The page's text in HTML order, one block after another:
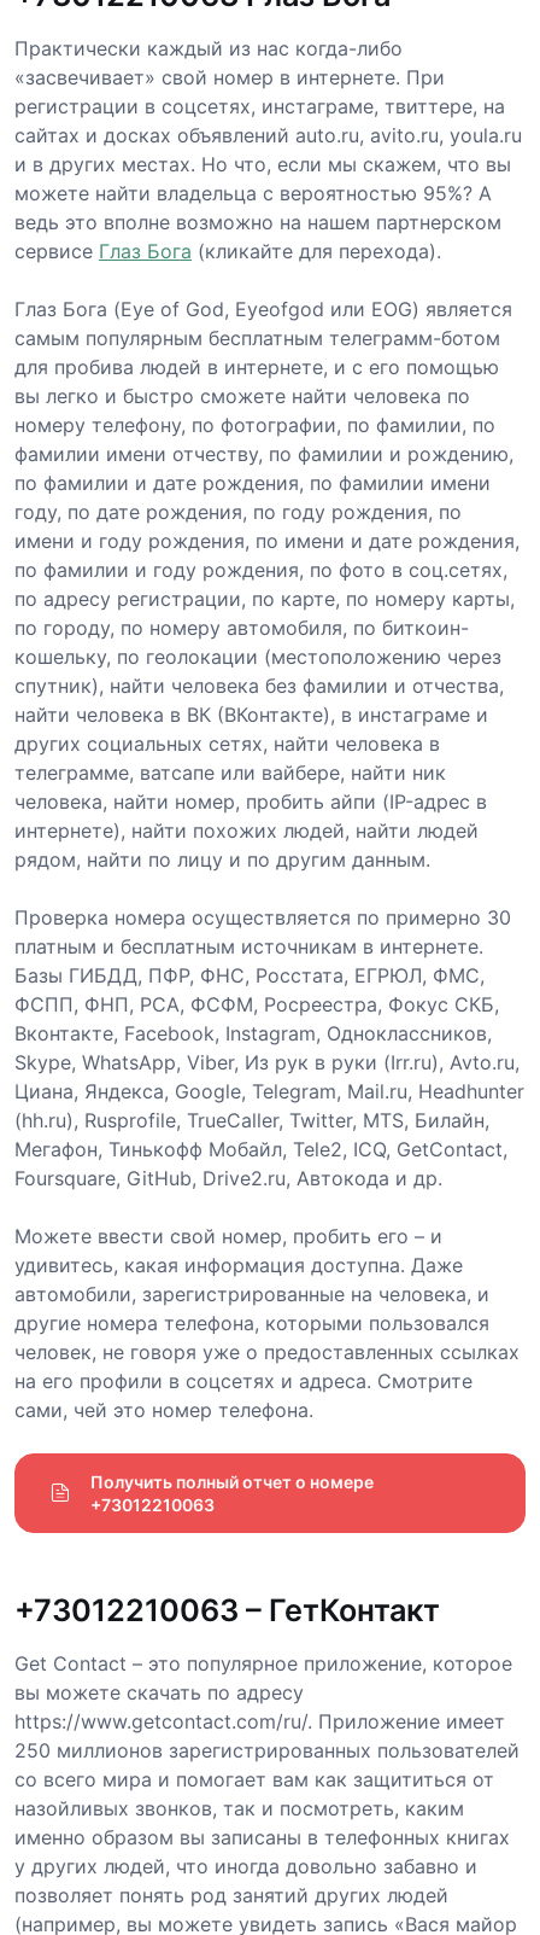
Практически каждый из нас когда-либо
«засвечивает» свой номер в интернете. При
регистрации в соцсетях, инстаграме, твиттере, на
сайтах и досках объявлений auto.ru, avito.ru, youla.ru
и в других местах. Но что, если мы скажем, что вы
можете найти владельца с вероятностью 95%? А
ведь это вполне возможно на нашем партнерском
сервисе Глаз Бога (кликайте для перехода).
Глаз Бога (Eye of God, Eyeofgod или EOG) является
самым популярным бесплатным телеграмм-ботом
для пробива людей в интернете, и с его помощью
вы легко и быстро сможете найти человека по
номеру телефону, по фотографии, по фамилии, по
фамилии имени отчеству, по фамилии и рождению,
по фамилии и дате рождения, по фамилии имени
году, по дате рождения, по году рождения, по
имени и году рождения, по имени и дате рождения,
по фамилии и году рождения, по фото в соц.сетях,
по адресу регистрации, по карте, по номеру карты,
по городу, по номеру автомобиля, по биткоин-
кошельку, по геолокации (местоположению через
спутник), найти человека без фамилии и отчества,
найти человека в ВК (ВКонтакте), в инстаграме и
других социальных сетях, найти человека в
телеграмме, ватсапе или вайбере, найти ник
человека, найти номер, пробить айпи (IP-адрес в
интернете), найти похожих людей, найти людей
рядом, найти по лицу и по другим данным.
Проверка номера осуществляется по примерно 30
платным и бесплатным источникам в интернете.
Базы ГИБДД, ПФР, ФНС, Росстата, ЕГРЮЛ, ФМС,
ФСПП, ФНП, РСА, ФСФМ, Росреестра, Фокус СКБ,
Вконтакте, Facebook, Instagram, Одноклассников,
Skype, WhatsApp, Viber, Из рук в руки (Irr.ru), Avto.ru,
Циана, Яндекса, Google, Telegram, Mail.ru, Headhunter
(hh.ru), Rusprofile, TrueCaller, Twitter, MTS, Билайн,
Мегафон, Тинькофф Мобайл, Tele2, ICQ, GetContact,
Foursquare, GitHub, Drive2.ru, Автокода и др.
Можете ввести свой номер, пробить его – и
удивитесь, какая информация доступна. Даже
автомобили, зарегистрированные на человека, и
другие номера телефона, которыми пользовался
человек, не говоря уже о предоставленных ссылках
на его профили в соцсетях и адреса. Смотрите
сами, чей это номер телефона.
Получить полный отчет о номере
+73012210063
+73012210063 – ГетКонтакт
Get Contact – это популярное приложение, которое
вы можете скачать по адресу
https://www.getcontact.com/ru/. Приложение имеет
250 миллионов зарегистрированных пользователей
со всего мира и помогает вам как защититься от
назойливых звонков, так и посмотреть, каким
именно образом вы записаны в телефонных книгах
у других людей, что иногда довольно забавно и
позволяет понять род занятий других людей
(например, вы можете увидеть запись «Вася майор